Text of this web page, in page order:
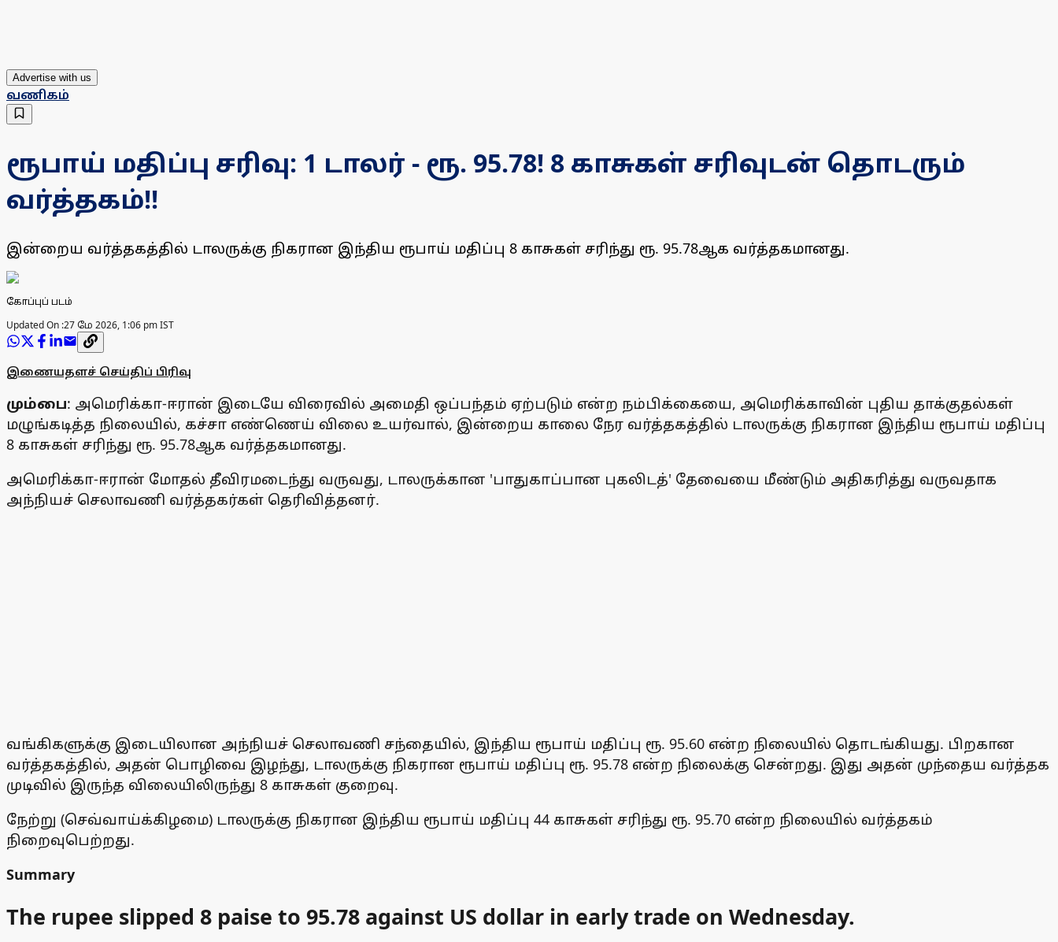
Advertise with us
வணிகம்
ரூபாய் மதிப்பு சரிவு: 1 டாலர் - ரூ. 95.78! 8 காசுகள் சரிவுடன் தொடரும்
வர்த்தகம்!!
இன்றைய வர்த்தகத்தில் டாலருக்கு நிகரான இந்திய ரூபாய் மதிப்பு 8 காசுகள் சரிந்து ரூ. 95.78ஆக வர்த்தகமானது.
கோப்புப் படம்
Updated On :27 மே 2026, 1:06 pm IST
இணையதளச் செய்திப் பிரிவு
மும்பை: அமெரிக்கா-ஈரான் இடையே விரைவில் அமைதி ஒப்பந்தம் ஏற்படும் என்ற நம்பிக்கையை, அமெரிக்காவின் புதிய தாக்குதல்கள்
மழுங்கடித்த நிலையில், கச்சா எண்ணெய் விலை உயர்வால், இன்றைய காலை நேர வர்த்தகத்தில் டாலருக்கு நிகரான இந்திய ரூபாய் மதிப்பு
8 காசுகள் சரிந்து ரூ. 95.78ஆக வர்த்தகமானது.
அமெரிக்கா-ஈரான் மோதல் தீவிரமடைந்து வருவது, டாலருக்கான 'பாதுகாப்பான புகலிடத்' தேவையை மீண்டும் அதிகரித்து வருவதாக
அந்நியச் செலாவணி வர்த்தகர்கள் தெரிவித்தனர்.
வங்கிகளுக்கு இடையிலான அந்நியச் செலாவணி சந்தையில், இந்திய ரூபாய் மதிப்பு ரூ. 95.60 என்ற நிலையில் தொடங்கியது. பிறகான
வர்த்தகத்தில், அதன் பொழிவை இழந்து, டாலருக்கு நிகரான ரூபாய் மதிப்பு ரூ. 95.78 என்ற நிலைக்கு சென்றது. இது அதன் முந்தைய வர்த்தக
முடிவில் இருந்த விலையிலிருந்து 8 காசுகள் குறைவு.
நேற்று (செவ்வாய்க்கிழமை) டாலருக்கு நிகரான இந்திய ரூபாய் மதிப்பு 44 காசுகள் சரிந்து ரூ. 95.70 என்ற நிலையில் வர்த்தகம்
நிறைவுபெற்றது.
Summary
The rupee slipped 8 paise to 95.78 against US dollar in early trade on Wednesday.